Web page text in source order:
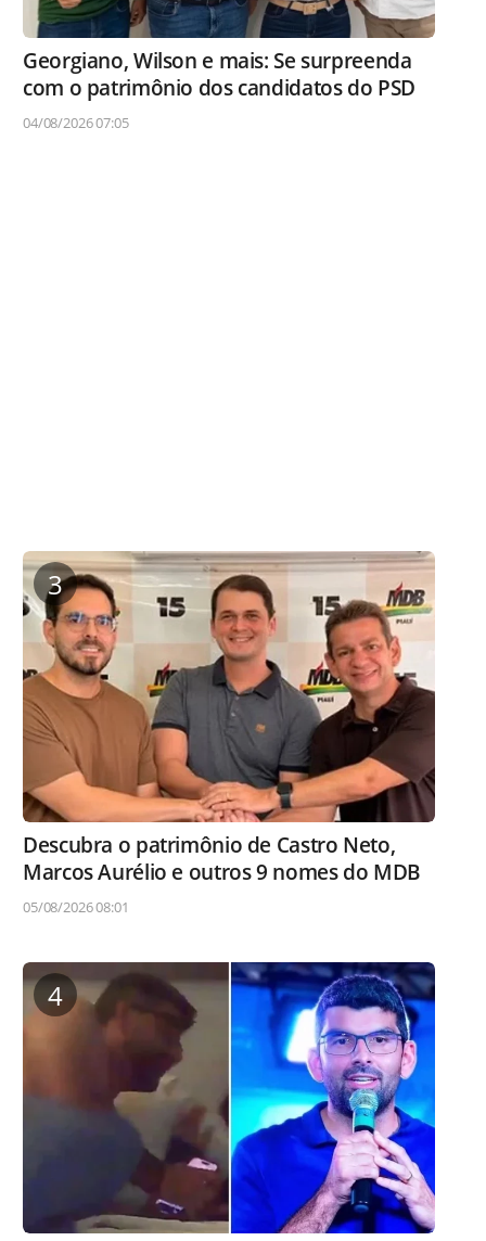
Georgiano, Wilson e mais: Se surpreenda
com o patrimônio dos candidatos do PSD
04/08/2026 07:05
3
Descubra o patrimônio de Castro Neto,
Marcos Aurélio e outros 9 nomes do MDB
05/08/2026 08:01
4